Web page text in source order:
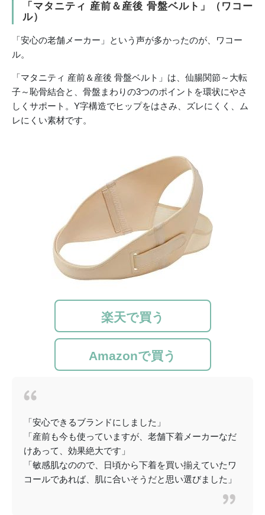
「マタニティ 産前＆産後 骨盤ベルト」（ワコー
ル）
「安心の老舗メーカー」という声が多かったのが、ワコー
ル。
「マタニティ 産前＆産後 骨盤ベルト」は、仙腸関節～大転
子～恥骨結合と、骨盤まわりの3つのポイントを環状にやさ
しくサポート。Y字構造でヒップをはさみ、ズレにくく、ム
レにくい素材です。
楽天で買う
Amazonで買う
「安心できるブランドにしました」
「産前も今も使っていますが、老舗下着メーカーなだ
けあって、効果絶大です」
「敏感肌なのので、日頃から下着を買い揃えていたワ
コールであれば、肌に合いそうだと思い選びました」